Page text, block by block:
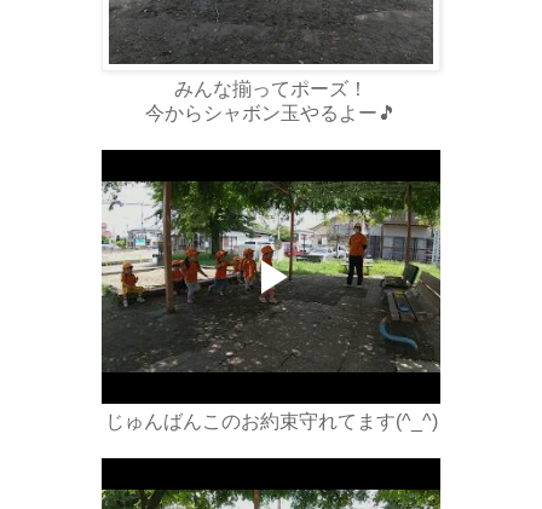
みんな揃ってポーズ！
今からシャボン玉やるよー🎵
じゅんばんこのお約束守れてます(^_^)